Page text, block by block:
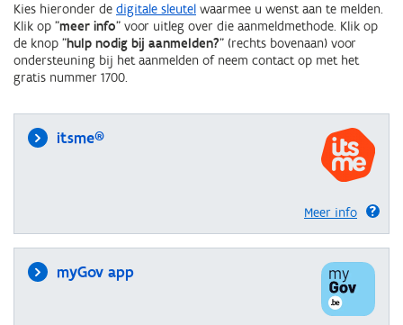
Kies hieronder de digitale sleutel waarmee u wenst aan te melden.
Klik op "meer info" voor uitleg over die aanmeldmethode. Klik op
de knop "hulp nodig bij aanmelden?" (rechts bovenaan) voor
ondersteuning bij het aanmelden of neem contact op met het
gratis nummer 1700.
itsme®
Meer info
myGov app